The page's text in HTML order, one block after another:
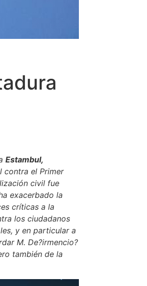
Estambul,
contra el Primer
civil fue
exacerbado la
críticas a la
los ciudadanos
y en particular a
M. De?irmencio?
también de la